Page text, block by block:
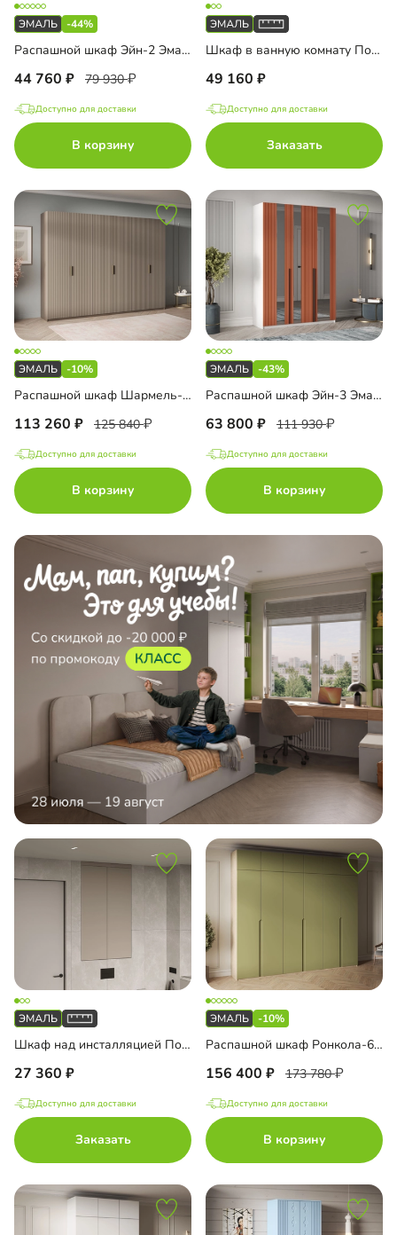
-44%
Распашной шкаф Эйн-2 Эмаль Декор 3
44 760 79 930
Доступно для доставки
В корзину
Шкаф в ванную комнату Порто-4
49 160
Доступно для доставки
Заказать
-10%
Распашной шкаф Шармель-6 Лайф Эмаль
113 260 125 840
Доступно для доставки
В корзину
-43%
Распашной шкаф Эйн-3 Эмаль Декор 3
63 800 111 930
Доступно для доставки
В корзину
Шкаф над инсталляцией Порто-3
27 360
Доступно для доставки
Заказать
-10%
Распашной шкаф Ронкола-6 Эмаль с антресолью
156 400 173 780
Доступно для доставки
В корзину